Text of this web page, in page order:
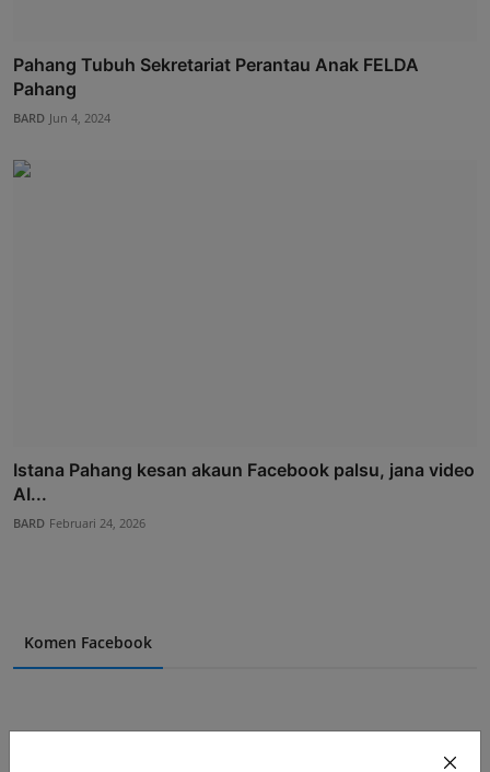
Pahang Tubuh Sekretariat Perantau Anak FELDA
Pahang
BARD Jun 4, 2024
Istana Pahang kesan akaun Facebook palsu, jana video
AI...
BARD Februari 24, 2026
Komen Facebook